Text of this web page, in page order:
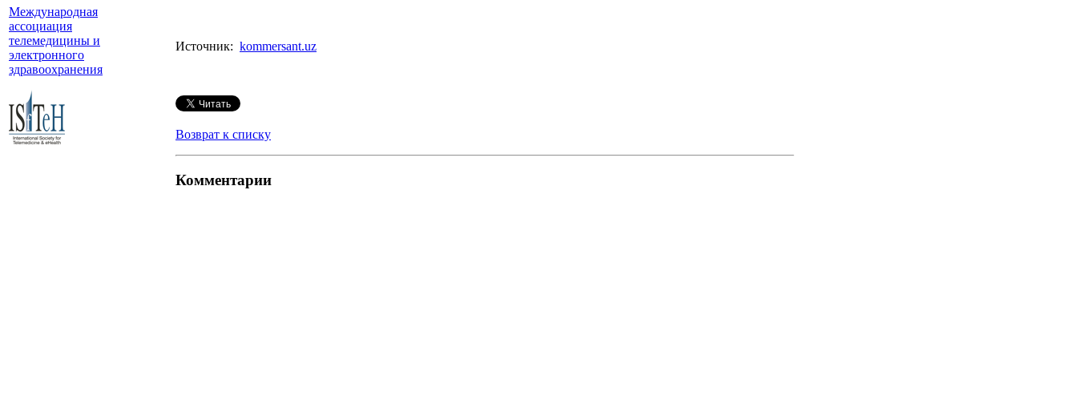
Международная
ассоциация
телемедицины и
электронного
здравоохранения
Источник: kommersant.uz
Возврат к списку
Комментарии